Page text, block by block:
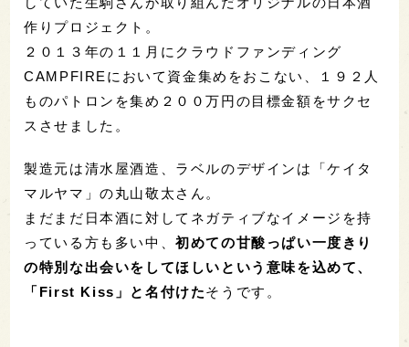
作りプロジェクト。
２０１３年の１１月にクラウドファンディング
CAMPFIREにおいて資金集めをおこない、１９２人
ものパトロンを集め２００万円の目標金額をサクセ
スさせました。
製造元は清水屋酒造、ラベルのデザインは「ケイタ
マルヤマ」の丸山敬太さん。
まだまだ日本酒に対してネガティブなイメージを持
っている方も多い中、初めての甘酸っぱい一度きり
の特別な出会いをしてほしいという意味を込めて、
「First Kiss」と名付けたそうです。